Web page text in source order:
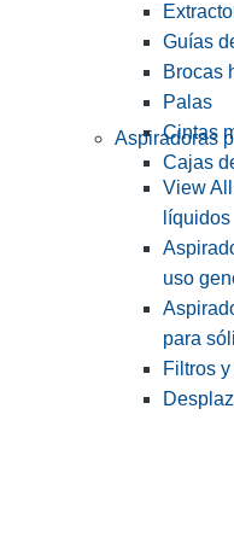
Guías
Brocas
Palas
Cintas
Cajas
Aspiradoras
View
líquidos
uso
para
Filtros